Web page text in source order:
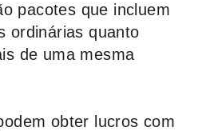
pacotes que incluem
ordinárias quanto
de uma mesma
obter lucros com